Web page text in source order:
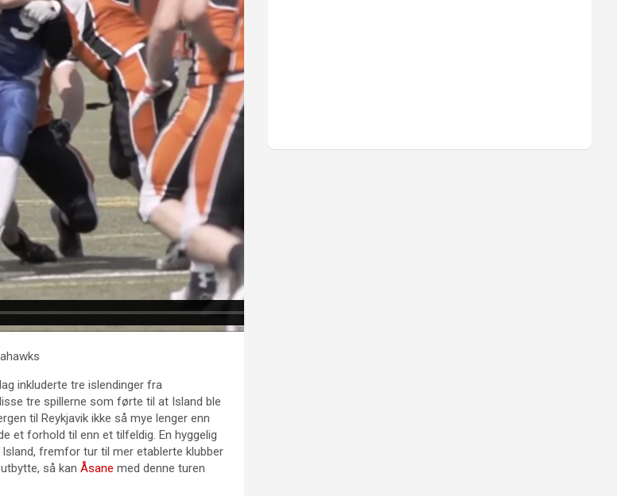
inkluderte tre islendinger fra
tre spillerne som førte til at Island ble
til Reykjavik ikke så mye lenger enn
et forhold til enn et tilfeldig. En hyggelig
fremfor tur til mer etablerte klubber
så kan Åsane med denne turen